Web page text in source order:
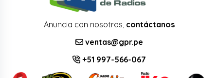
Anuncia con nosotros, contáctanos
ventas@gpr.pe
+51 997-566-067